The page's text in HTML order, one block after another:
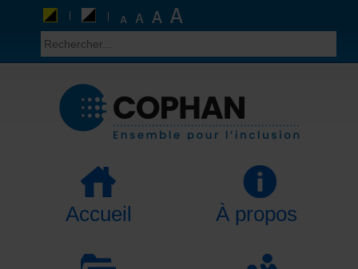
Accueil À propos